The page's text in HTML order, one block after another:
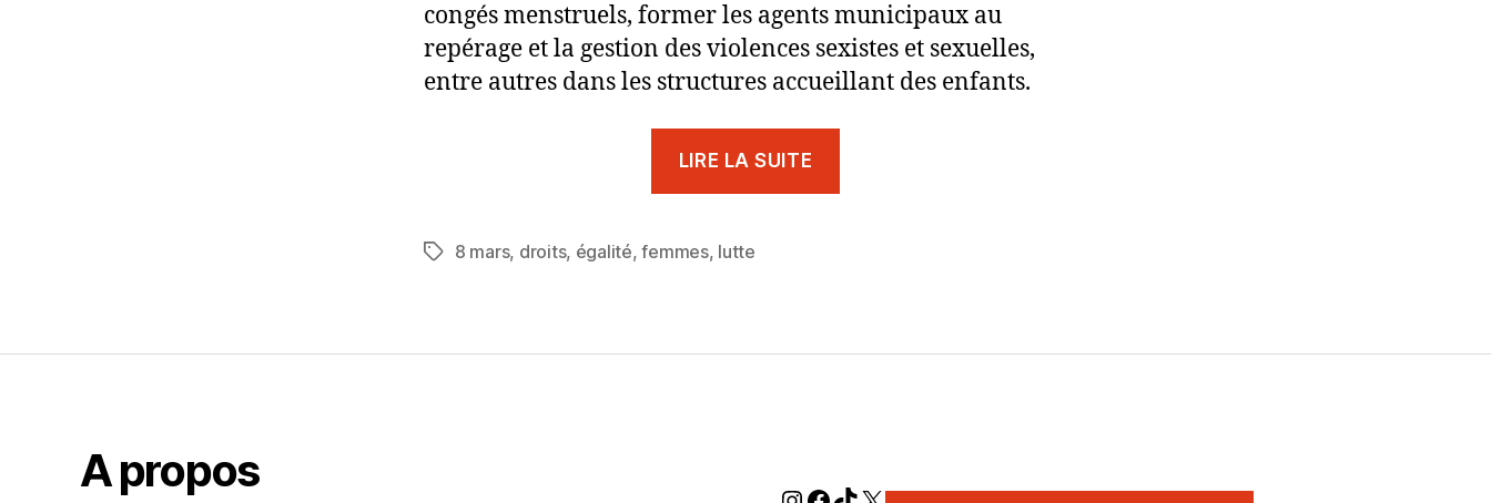
congés menstruels, former les agents municipaux au
repérage et la gestion des violences sexistes et sexuelles,
entre autres dans les structures accueillant des enfants.
LIRE LA SUITE
des
Étiquettes
8 mars, droits, égalité,femmes, lutte
A propos